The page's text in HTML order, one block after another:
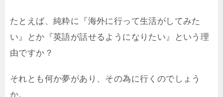
たとえば、純粋に『海外に行って生活がしてみた
い』とか『英語が話せるようになりたい』という理
由ですか？
それとも何か夢があり、その為に行くのでしょう
か。